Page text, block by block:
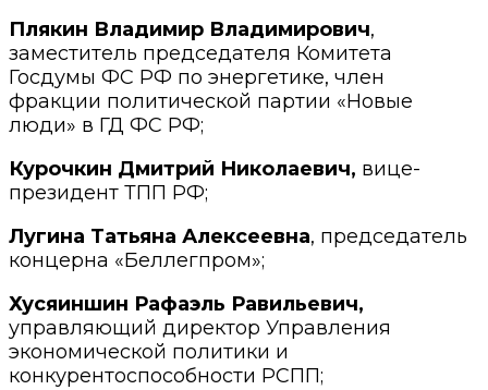
Плякин Владимир Владимирович,
заместитель председателя Комитета
Госдумы ФС РФ по энергетике, член
фракции политической партии «Новые
люди» в ГД ФС РФ;
Курочкин Дмитрий Николаевич, вице-
президент ТПП РФ;
Лугина Татьяна Алексеевна, председатель
концерна «Беллегпром»;
Хусяиншин Рафаэль Равильевич,
управляющий директор Управления
экономической политики и
конкурентоспособности РСПП;